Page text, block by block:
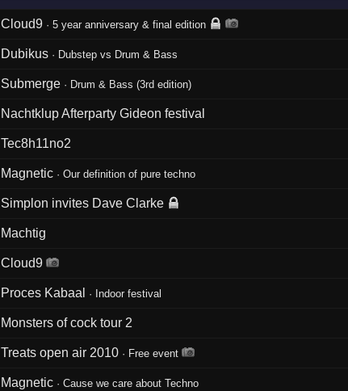
Cloud9 ·5 year anniversary & final edition
Dubikus · Dubstep vs Drum & Bass
Submerge · Drum & Bass (3rd edition)
Nachtklup Afterparty Gideon festival
Tec8h11no2
Magnetic ·Our definition of pure techno
Simplon invites Dave Clarke
Machtig
Cloud9
Proces Kabaal · Indoor festival
Monsters of cock tour 2
Treats open air 2010 · Free event
Magnetic ·Cause we care about Techno